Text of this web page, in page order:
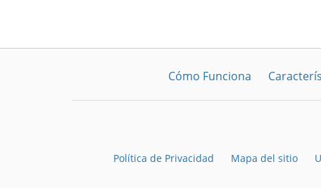
Cómo Funciona
Política de Privacidad Mapa del sitio